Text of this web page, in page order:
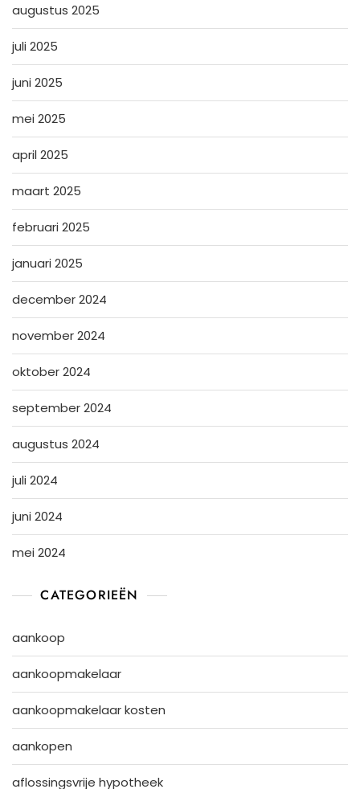
augustus 2025
juli 2025
juni 2025
mei 2025
april 2025
maart 2025
februari 2025
januari 2025
december 2024
november 2024
oktober 2024
september 2024
augustus 2024
juli 2024
juni 2024
mei 2024
CATEGORIEËN
aankoop
aankoopmakelaar
aankoopmakelaar kosten
aankopen
aflossingsvrije hypotheek